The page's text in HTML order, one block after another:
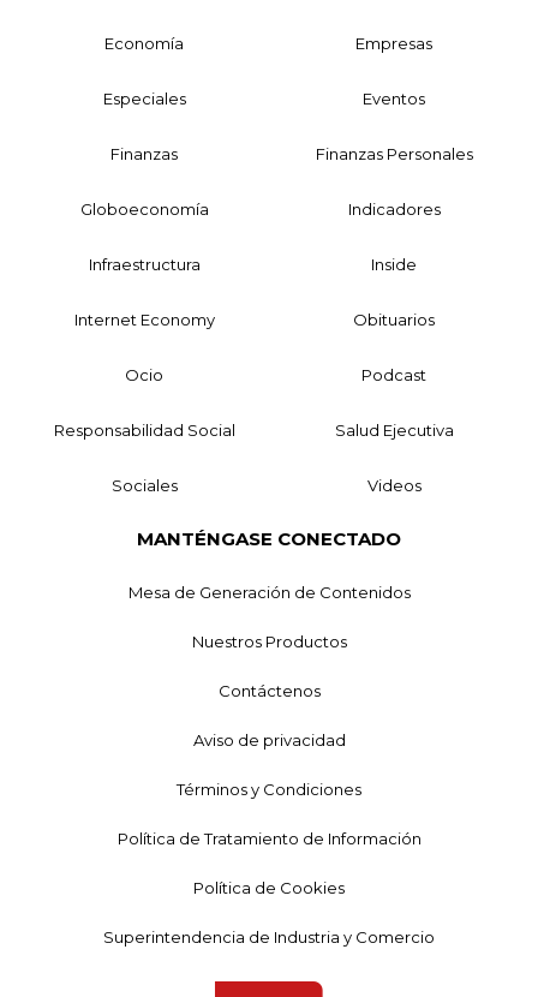
Economía Empresas
Especiales Eventos
Finanzas Finanzas Personales
Globoeconomía Indicadores
Infraestructura Inside
Internet Economy Obituarios
Ocio Podcast
Responsabilidad Social Salud Ejecutiva
Sociales Videos
MANTÉNGASE CONECTADO
Mesa de Generación de Contenidos
Nuestros Productos
Contáctenos
Aviso de privacidad
Términos y Condiciones
Política de Tratamiento de Información
Política de Cookies
Superintendencia de Industria y Comercio